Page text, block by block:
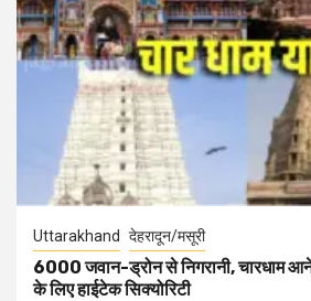
Uttarakhand देहरादून/मसूरी
6000 जवान-ड्रोन से निगरानी, चारधाम आने
के लिए हाईटेक सिक्योरिटी